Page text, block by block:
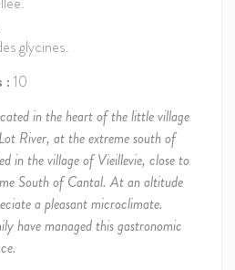
glycines.
: 10
in the heart of the little village
River, at the extreme south of
in the village of Vieillevie, close to
South of Cantal. At an altitude
a pleasant microclimate.
have managed this gastronomic